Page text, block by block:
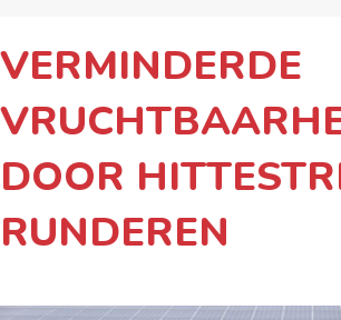
VERMINDERDE
DOOR
RUNDEREN